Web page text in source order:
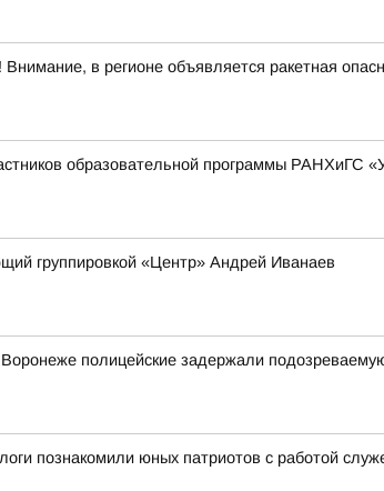
в регионе объявляется ракетная
образовательной программы РАНХиГС
группировкой «Центр» Андрей Иванаев
полицейские задержали
познакомили юных патриотов с работой